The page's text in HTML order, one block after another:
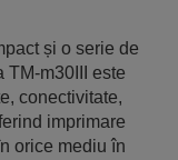
și o serie de
TM-m30III este
conectivitate,
imprimare
orice mediu în